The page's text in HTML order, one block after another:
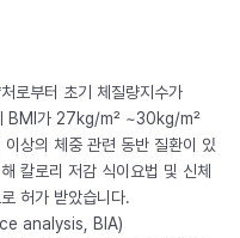
로부터 초기 체질량지수가
BMI가 27kg/m² ~30kg/m²
상의 체중 관련 동반 질환이 있
칼로리 저감 식이요법 및 신체
허가 받았습니다.
analysis, BIA)